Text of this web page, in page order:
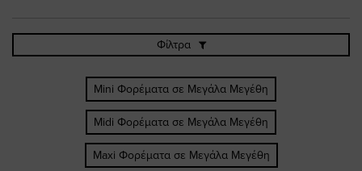
Φίλτρα
Mini Φορέματα σε Μεγάλα Μεγέθη
Midi Φορέματα σε Μεγάλα Μεγέθη
Maxi Φορέματα σε Μεγάλα Μεγέθη